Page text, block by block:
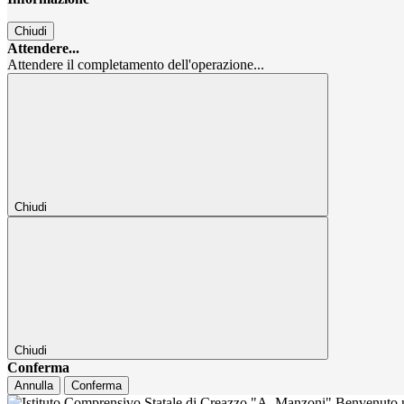
Chiudi
Attendere...
Attendere il completamento dell'operazione...
Chiudi
Chiudi
Conferma
Annulla Conferma